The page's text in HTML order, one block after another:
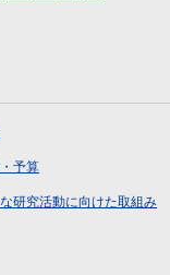
予算
研究活動に向けた取組み